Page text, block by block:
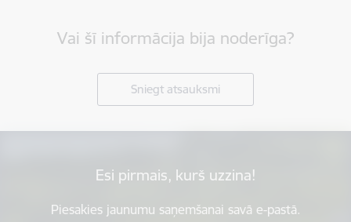
Vai šī informācija bija noderīga?
Sniegt atsauksmi
Esi pirmais, kurš uzzina!
Piesakies jaunumu saņemšanai savā e-pastā.